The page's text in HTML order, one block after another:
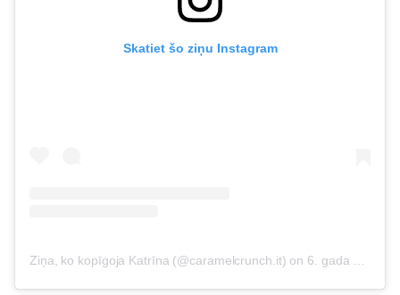
Skatiet šo ziņu Instagram
Ziņa, ko kopīgoja Katrīna (@caramelcrunch.it) on 6. gada 2017. jūnijs, plkst. 1:07 PDT